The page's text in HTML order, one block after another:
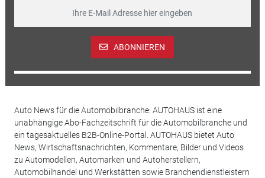
ABONNIEREN
Auto News für die Automobilbranche: AUTOHAUS ist eine
unabhängige Abo-Fachzeitschrift für die Automobilbranche und
ein tagesaktuelles B2B-Online-Portal. AUTOHAUS bietet Auto
News, Wirtschaftsnachrichten, Kommentare, Bilder und Videos
zu Automodellen, Automarken und Autoherstellern,
Automobilhandel und Werkstätten sowie Branchendienstleistern